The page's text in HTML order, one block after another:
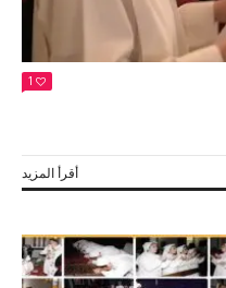
1
أقرأ المزيد